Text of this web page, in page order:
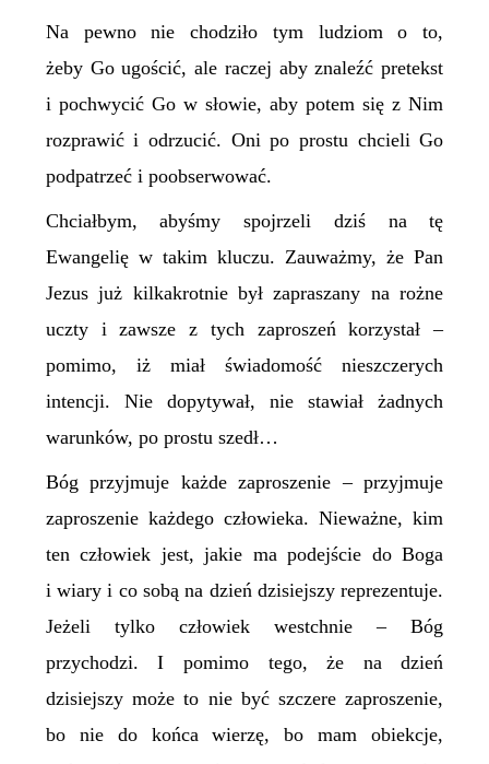
Na pewno nie chodziło tym ludziom o to,
żeby Go ugościć, ale raczej aby znaleźć pretekst
i pochwycić Go w słowie, aby potem się z Nim
rozprawić i odrzucić. Oni po prostu chcieli Go
podpatrzeć i poobserwować.
Chciałbym, abyśmy spojrzeli dziś na tę
Ewangelię w takim kluczu. Zauważmy, że Pan
Jezus już kilkakrotnie był zapraszany na rożne
uczty i zawsze z tych zaproszeń korzystał –
pomimo, iż miał świadomość nieszczerych
intencji. Nie dopytywał, nie stawiał żadnych
warunków, po prostu szedł…
Bóg przyjmuje każde zaproszenie – przyjmuje
zaproszenie każdego człowieka. Nieważne, kim
ten człowiek jest, jakie ma podejście do Boga
i wiary i co sobą na dzień dzisiejszy reprezentuje.
Jeżeli tylko człowiek westchnie – Bóg
przychodzi. I pomimo tego, że na dzień
dzisiejszy może to nie być szczere zaproszenie,
bo nie do końca wierzę, bo mam obiekcje,